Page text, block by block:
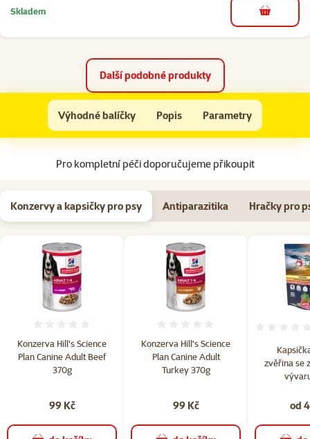
Skladem do košíku
Další podobné produkty
Eukanuba Adult Large & Giant Salmon 2,5kg
Výhodné balíčky Popis Parametry
Na začátek stránky
Pro kompletní péči doporučujeme přikoupit
Konzervy a kapsičky pro psy Antiparazitika Hračky pro
Konzerva Hill's Science
Plan Canine Adult Beef
370g
99 Kč
Konzerva Hill's Science
Plan Canine Adult
Turkey 370g
99 Kč
zvěřina se
od